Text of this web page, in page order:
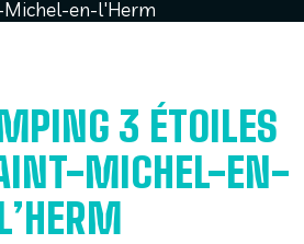
Michel-en-l'Herm
3 ÉTOILES
MICHEL-EN-